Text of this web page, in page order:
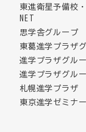
東進衛星予備校
NET
思学舎グループ
東葛進学プラザ
進学プラザグル
進学プラザグルー
札幌進学プラザ
東京進学ゼミナ